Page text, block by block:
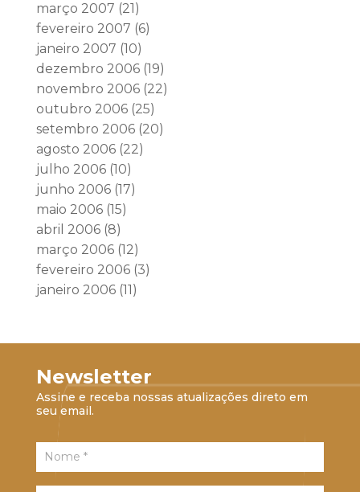
março 2007 (21)
fevereiro 2007 (6)
janeiro 2007 (10)
dezembro 2006(19)
novembro 2006(22)
outubro 2006(25)
setembro 2006(20)
agosto 2006(22)
julho 2006(10)
junho 2006(17)
maio 2006(15)
abril 2006(8)
março 2006(12)
fevereiro 2006(3)
janeiro 2006(11)
Newsletter
Assine e receba nossas atualizações direto em
seu email.